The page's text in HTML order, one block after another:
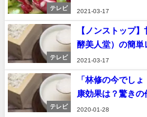
テレビ
2021-03-17
テレビ
【ノンストップ
酵美人堂）の簡単
2021-03-17
テレビ
「林修の今でし
康効果は？驚きの
2020-01-28